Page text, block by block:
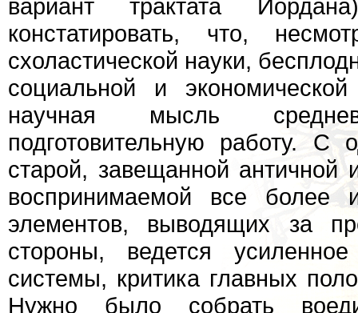
вариант трактата
констатировать, что,
схоластической науки,
социальной и
научная мысль
подготовительную работу.
старой, завещанной античной
воспринимаемой все более
элементов, выводящих за
стороны, ведется
системы, критика главных
Нужно было собрать